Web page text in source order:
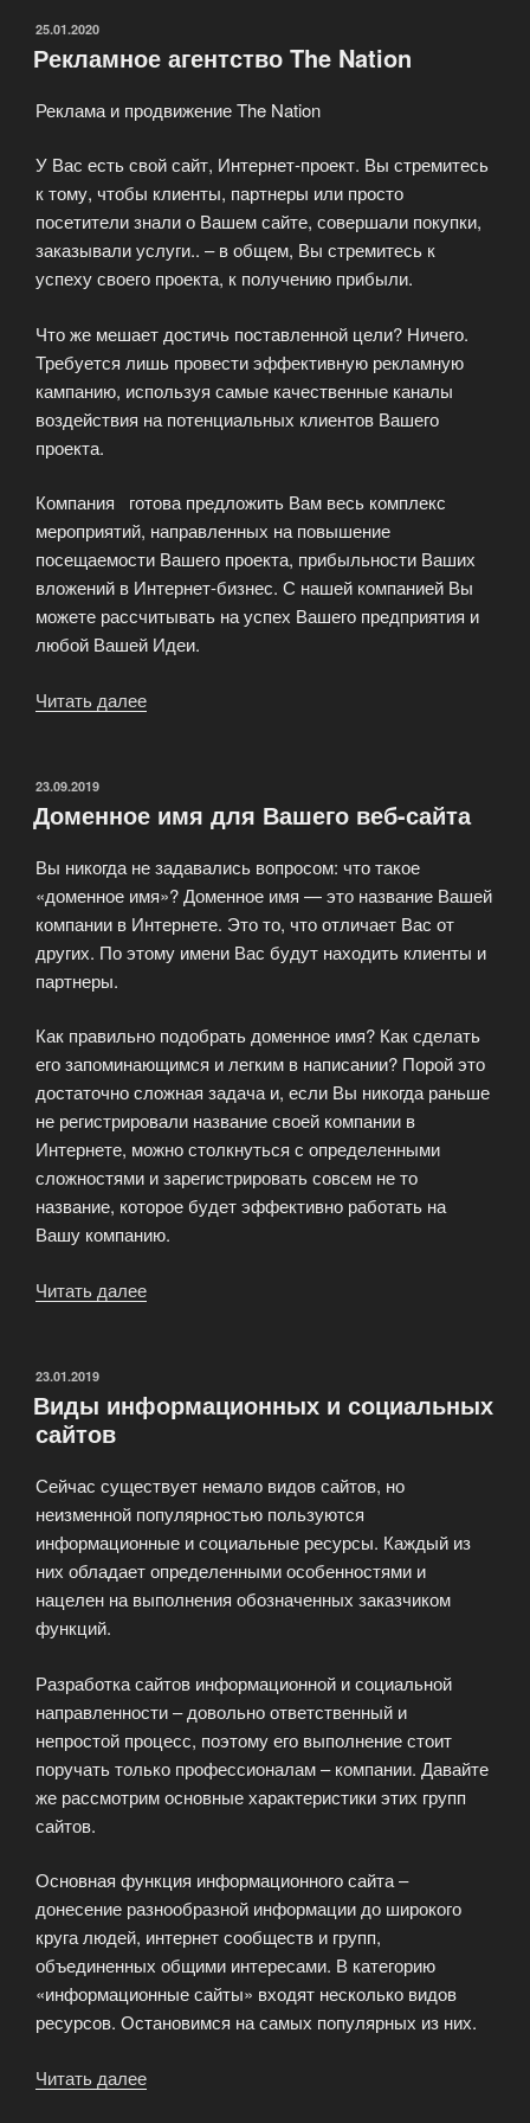
ОПУБЛИКОВАНО
25.01.2020
Рекламное агентство The Nation
Реклама и продвижение The Nation
У Вас есть свой сайт, Интернет-проект. Вы стремитесь
к тому, чтобы клиенты, партнеры или просто
посетители знали о Вашем сайте, совершали покупки,
заказывали услуги.. – в общем, Вы стремитесь к
успеху своего проекта, к получению прибыли.
Что же мешает достичь поставленной цели? Ничего.
Требуется лишь провести эффективную рекламную
кампанию, используя самые качественные каналы
воздействия на потенциальных клиентов Вашего
проекта.
Компания готова предложить Вам весь комплекс
мероприятий, направленных на повышение
посещаемости Вашего проекта, прибыльности Ваших
вложений в Интернет-бизнес. С нашей компанией Вы
можете рассчитывать на успех Вашего предприятия и
любой Вашей Идеи.
Читать далее
ОПУБЛИКОВАНО
23.09.2019
Доменное имя для Вашего веб-сайта
Вы никогда не задавались вопросом: что такое
«доменное имя»? Доменное имя — это название Вашей
компании в Интернете. Это то, что отличает Вас от
других. По этому имени Вас будут находить клиенты и
партнеры.
Как правильно подобрать доменное имя? Как сделать
его запоминающимся и легким в написании? Порой это
достаточно сложная задача и, если Вы никогда раньше
не регистрировали название своей компании в
Интернете, можно столкнуться с определенными
сложностями и зарегистрировать совсем не то
название, которое будет эффективно работать на
Вашу компанию.
Читать далее
веб-
ОПУБЛИКОВАНО
23.01.2019
Виды информационных и социальных
сайтов
Сейчас существует немало видов сайтов, но
неизменной популярностью пользуются
информационные и социальные ресурсы. Каждый из
них обладает определенными особенностями и
нацелен на выполнения обозначенных заказчиком
функций.
Разработка сайтов информационной и социальной
направленности – довольно ответственный и
непростой процесс, поэтому его выполнение стоит
поручать только профессионалам – компании. Давайте
же рассмотрим основные характеристики этих групп
сайтов.
Основная функция информационного сайта –
донесение разнообразной информации до широкого
круга людей, интернет сообществ и групп,
объединенных общими интересами. В категорию
«информационные сайты» входят несколько видов
ресурсов. Остановимся на самых популярных из них.
Читать далее